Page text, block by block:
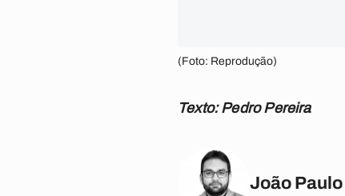
(Foto: Reprodução)
Texto: Pedro Pereira
João